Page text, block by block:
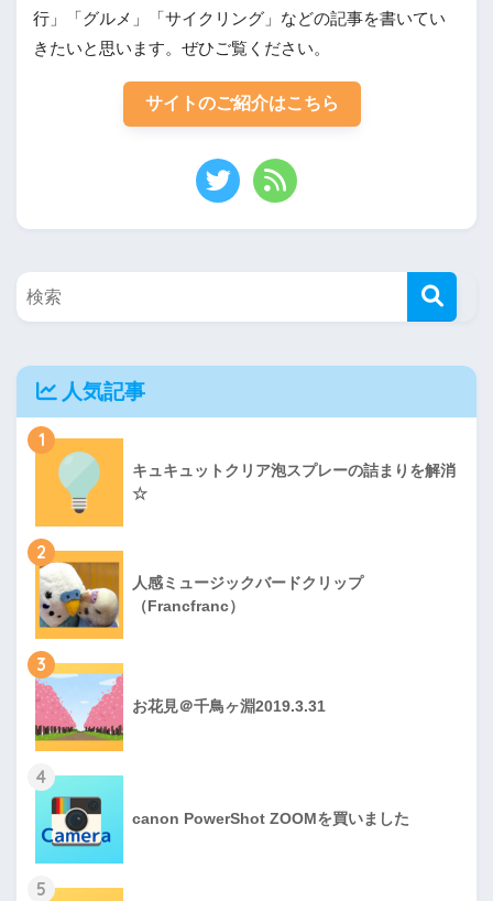
行」「グルメ」「サイクリング」などの記事を書いてい
きたいと思います。ぜひご覧ください。
サイトのご紹介はこちら
人気記事
1
キュキュットクリア泡スプレーの詰まりを解消
☆
2
人感ミュージックバードクリップ
（Francfranc）
3
お花見＠千鳥ヶ淵2019.3.31
4
canon PowerShot ZOOMを買いました
5